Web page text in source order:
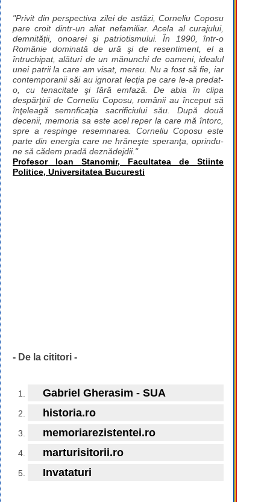
"Privit din perspectiva zilei de astăzi, Corneliu Coposu
pare croit dintr-un aliat nefamiliar. Acela al curajului,
demnităţii, onoarei şi patriotismului. În 1990, într-o
Românie dominată de ură şi de resentiment, el a
întruchipat, alături de un mănunchi de oameni, idealul
unei patrii la care am visat, mereu. Nu a fost să fie, iar
contemporanii săi au ignorat lecţia pe care le-a predat-
o, cu tenacitate şi fără emfază. De abia în clipa
despărţirii de Corneliu Coposu, românii au început să
înţeleagă semnficaţia sacrificiului său. După două
decenii, memoria sa este acel reper la care mă întorc,
spre a respinge resemnarea. Corneliu Coposu este
parte din energia care ne hrăneşte speranţa, oprindu-
ne să cădem pradă deznădejdii."
Profesor Ioan Stanomir, Facultatea de Stiinte
Politice, Universitatea Bucuresti
- De la cititori -
Gabriel Gherasim - SUA
historia.ro
memoriarezistentei.ro
marturisitorii.ro
Invataturi